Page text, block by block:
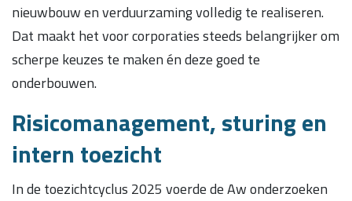
nieuwbouw en verduurzaming volledig te realiseren.
Dat maakt het voor corporaties steeds belangrijker om
scherpe keuzes te maken én deze goed te
onderbouwen.
Risicomanagement, sturing en
intern toezicht
In de toezichtcyclus 2025 voerde de Aw onderzoeken